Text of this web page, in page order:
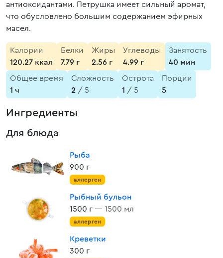
антиоксидантами. Петрушка имеет сильный аромат,
что обусловлено большим содержанием эфирных
масел.
Калории
120.27 ккал
Белки
7.79 г
Жиры
2.56 г
Углеводы
4.99 г
Занятость
40 мин
Общее время
1 ч
Сложность
2 / 5
Острота
1 / 5
Порции
5
Ингредиенты
Для блюда
Рыба
900 г
аллерген
Рыбный бульон
1500 г — 1500 мл
аллерген
Креветки
300 г